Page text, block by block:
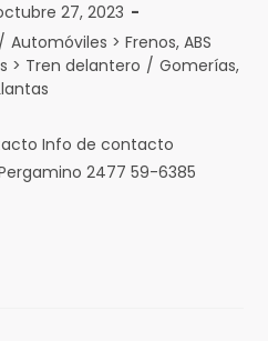
27, 2023
/ Automóviles > Frenos, ABS
> Tren delantero / Gomerías,
Info de contacto
2477 59-6385